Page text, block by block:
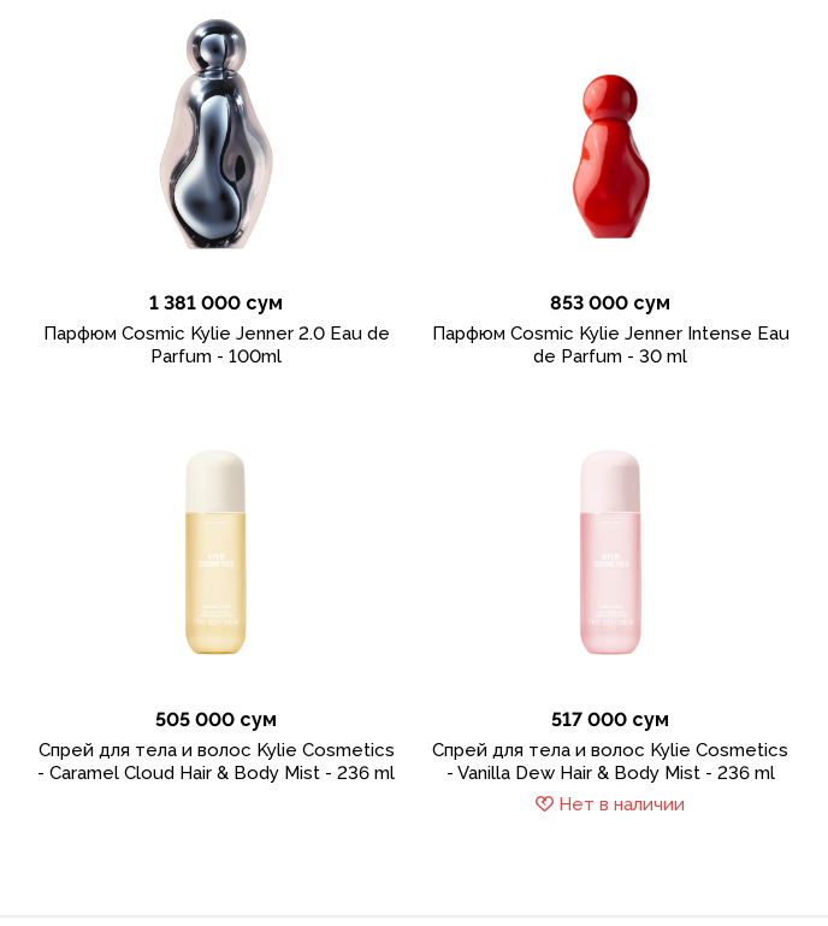
1 381 000 сум
Парфюм Cosmic Kylie Jenner 2.0 Eau de
Parfum - 100ml
853 000 сум
Парфюм Cosmic Kylie Jenner Intense Eau
de Parfum - 30 ml
505 000 сум
Спрей для тела и волос Kylie Cosmetics
- Caramel Cloud Hair & Body Mist - 236 ml
517 000 сум
Спрей для тела и волос Kylie Cosmetics
- Vanilla Dew Hair & Body Mist - 236 ml
Нет в наличии